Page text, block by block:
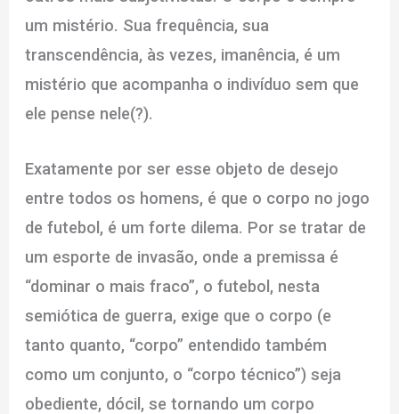
um mistério. Sua frequência, sua
transcendência, às vezes, imanência, é um
mistério que acompanha o indivíduo sem que
ele pense nele(?).
Exatamente por ser esse objeto de desejo
entre todos os homens, é que o corpo no jogo
de futebol, é um forte dilema. Por se tratar de
um esporte de invasão, onde a premissa é
“dominar o mais fraco”, o futebol, nesta
semiótica de guerra, exige que o corpo (e
tanto quanto, “corpo” entendido também
como um conjunto, o “corpo técnico”) seja
obediente, dócil, se tornando um corpo